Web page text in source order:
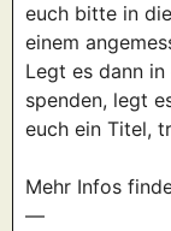
euch bitte in
einem
Legt es dann
spenden, legt
euch ein Titel,
Mehr Infos
—